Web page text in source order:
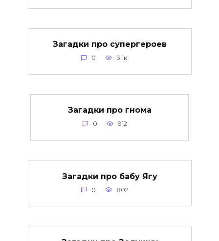
Загадки про супергероев
0 3.1к.
Загадки про гнома
0 912
Загадки про бабу Ягу
0 802